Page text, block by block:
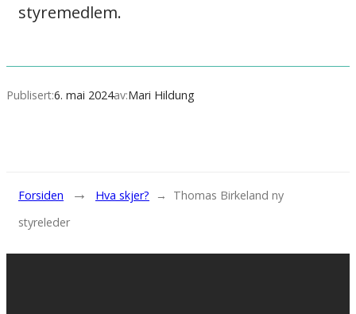
styremedlem.
Publisert:6. mai 2024av:Mari Hildung
Forsiden → Hva skjer? → Thomas Birkeland ny
styreleder